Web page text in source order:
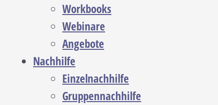
Workbooks
Webinare
Angebote
Nachhilfe
Einzelnachhilfe
Gruppennachhilfe